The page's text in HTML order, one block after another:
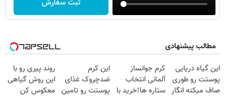
ثبت سفارش
مطالب پیشنهادی
این گیاه دریایی
پوستت رو طوری
صاف میکنه انگار
کرم جوانساز
آلمانی انتخاب
ستاره ها!خرید با
این کرم
ضدچروک غذای
پوستت رو تامین
روند پیری رو با
این روش گیاهی
معکوس کن